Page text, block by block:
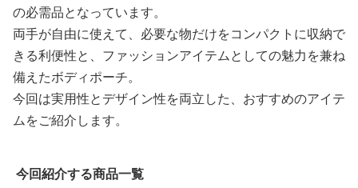
の必需品となっています。
両手が自由に使えて、必要な物だけをコンパクトに収納で
きる利便性と、ファッションアイテムとしての魅力を兼ね
備えたボディポーチ。
今回は実用性とデザイン性を両立した、おすすめのアイテ
ムをご紹介します。
今回紹介する商品一覧